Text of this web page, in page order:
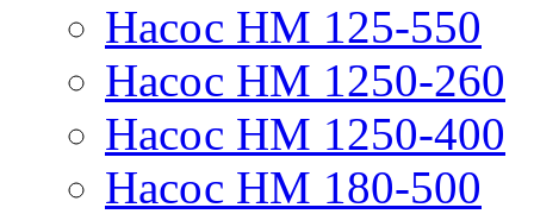
Насос НМ 125-550
Насос НМ 1250-260
Насос НМ 1250-400
Насос НМ 180-500